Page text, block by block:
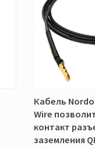
Кабель
Wire
контакт
заземления